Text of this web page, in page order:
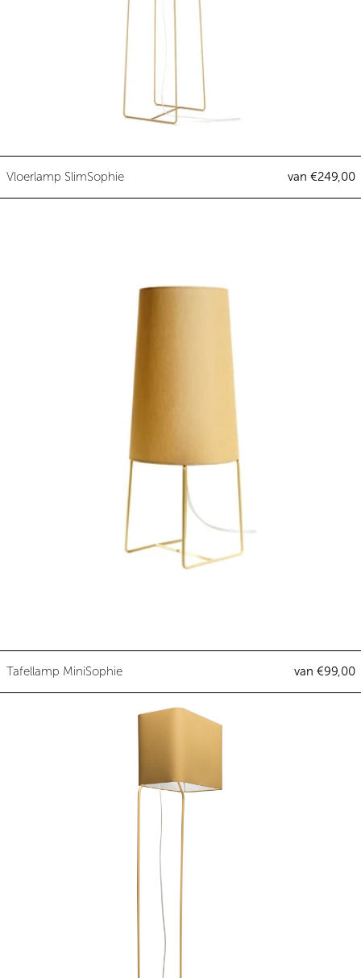
Vloerlamp SlimSophie
van €249,00
Tafellamp MiniSophie
van €99,00